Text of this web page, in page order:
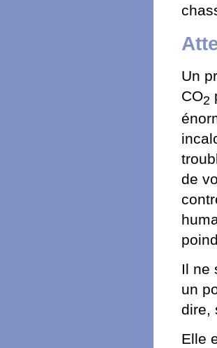
Un
CO2
de
Il ne
un
dire,
Elle